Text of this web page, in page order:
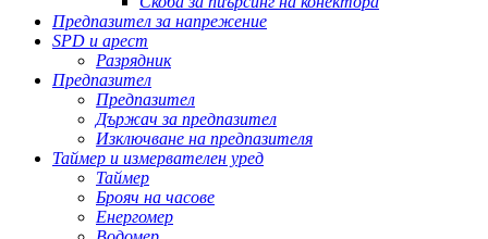
Предпазител за напрежение
SPD и арест
Разрядник
Предпазител
Предпазител
Държач за предпазител
Изключване на предпазителя
Таймер и измервателен уред
Таймер
Брояч на часове
Енергомер